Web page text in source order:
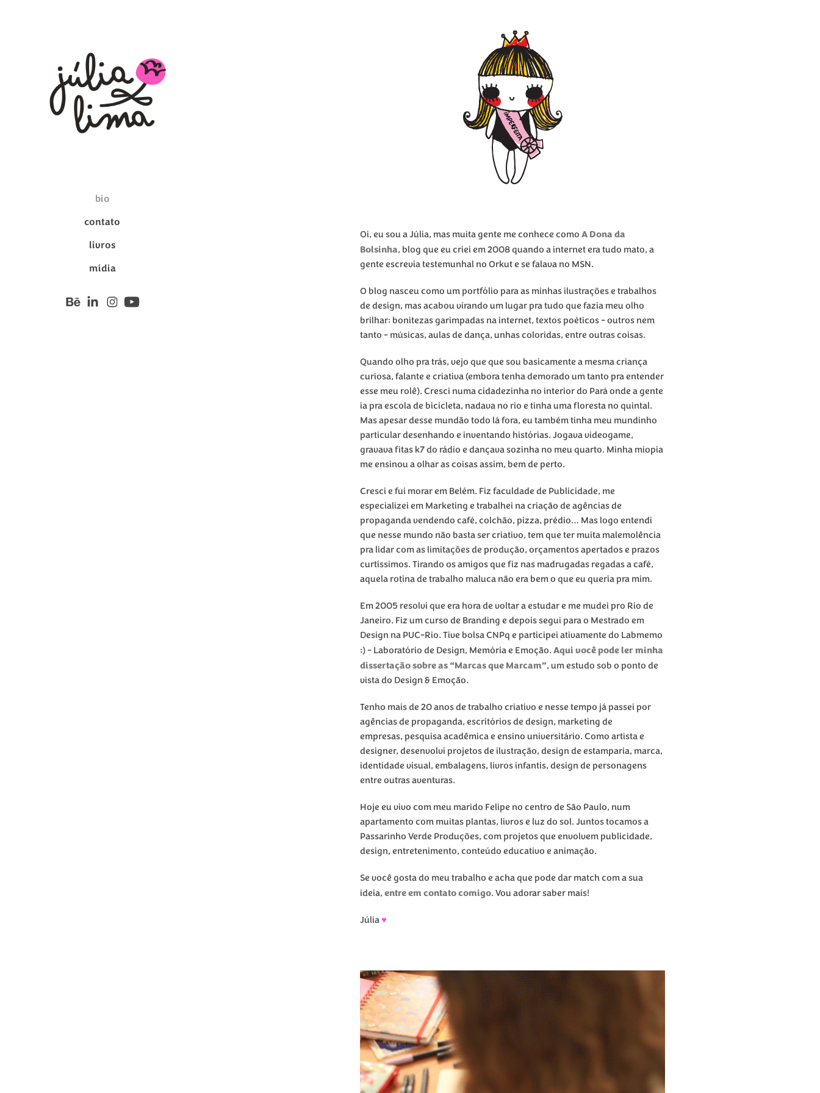
bio
contato
livros
mídia
Oi, eu sou a Júlia, mas muita gente me conhece como A Dona da
Bolsinha, blog que eu criei em 2008 quando a internet era tudo mato, a
gente escrevia testemunhal no Orkut e se falava no MSN.
O blog nasceu como um portfólio para as minhas ilustrações e trabalhos
de design, mas acabou virando um lugar pra tudo que fazia meu olho
brilhar: bonitezas garimpadas na internet, textos poéticos - outros nem
tanto - músicas, aulas de dança, unhas coloridas, entre outras coisas.
Quando olho pra trás, vejo que que sou basicamente a mesma criança
curiosa, falante e criativa (embora tenha demorado um tanto pra entender
esse meu rolê). Cresci numa cidadezinha no interior do Pará onde a gente
ia pra escola de bicicleta, nadava no rio e tinha uma floresta no quintal.
Mas apesar desse mundão todo lá fora, eu também tinha meu mundinho
particular desenhando e inventando histórias. Jogava videogame,
gravava fitas k7 do rádio e dançava sozinha no meu quarto. Minha miopia
me ensinou a olhar as coisas assim, bem de perto.
Cresci e fui morar em Belém. Fiz faculdade de Publicidade, me
especializei em Marketing e trabalhei na criação de agências de
propaganda vendendo café, colchão, pizza, prédio… Mas logo entendi
que nesse mundo não basta ser criativo, tem que ter muita malemolência
pra lidar com as limitações de produção, orçamentos apertados e prazos
curtíssimos. Tirando os amigos que fiz nas madrugadas regadas a café,
aquela rotina de trabalho maluca não era bem o que eu queria pra mim.
Em 2005 resolvi que era hora de voltar a estudar e me mudei pro Rio de
Janeiro. Fiz um curso de Branding e depois segui para o Mestrado em
Design na PUC-Rio. Tive bolsa CNPq e participei ativamente do Labmemo
:) - Laboratório de Design, Memória e Emoção. Aqui você pode ler minha
dissertação sobre as “Marcas que Marcam”, um estudo sob o ponto de
vista do Design & Emoção.
Tenho mais de 20 anos de trabalho criativo e nesse tempo já passei por
agências de propaganda, escritórios de design, marketing de
empresas, pesquisa acadêmica e ensino universitário. Como artista e
designer, desenvolvi projetos de ilustração, design de estamparia, marca,
identidade visual, embalagens, livros infantis, design de personagens
entre outras aventuras.
Hoje eu vivo com meu marido Felipe no centro de São Paulo, num
apartamento com muitas plantas, livros e luz do sol. Juntos tocamos a
Passarinho Verde Produções, com projetos que envolvem publicidade,
design, entretenimento, conteúdo educativo e animação.
Se você gosta do meu trabalho e acha que pode dar match com a sua
ideia, entre em contato comigo. Vou adorar saber mais!
Júlia♥